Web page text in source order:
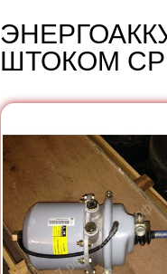
ШТОКОМ